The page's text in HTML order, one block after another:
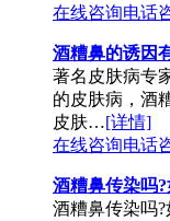
在线咨询电话
酒糟鼻的诱因
著名皮肤病专
的皮肤病，酒
皮肤…[详情]
在线咨询电话
酒糟鼻传染吗
酒糟鼻传染吗